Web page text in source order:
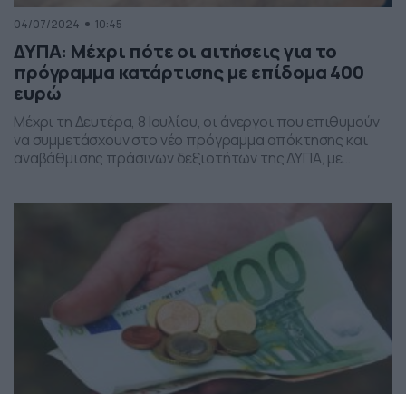
04/07/2024 10:45
ΔΥΠΑ: Μέχρι πότε οι αιτήσεις για το
πρόγραμμα κατάρτισης με επίδομα 400
ευρώ
Μέχρι τη Δευτέρα, 8 Ιουλίου, οι άνεργοι που επιθυμούν
να συμμετάσχουν στο νέο πρόγραμμα απόκτησης και
αναβάθμισης πράσινων δεξιοτήτων της ΔΥΠΑ, με
κατάρτισης της ΔΥΠΑ, που απευθύνεται σε 50.000
ανέργους, υλοποιείται στο πλαίσιο του Εθνικού
Σχεδίου Ανάκαμψης και Ανθεκτικότητας «Ελλάδα 2.0», με